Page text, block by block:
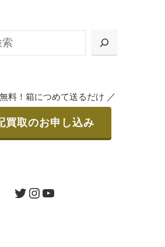
要の「集荷申込」からお選び
料！箱につめて送るだけ ／
買取のお申し込み
ツイッターインスタグラムユーチューブ